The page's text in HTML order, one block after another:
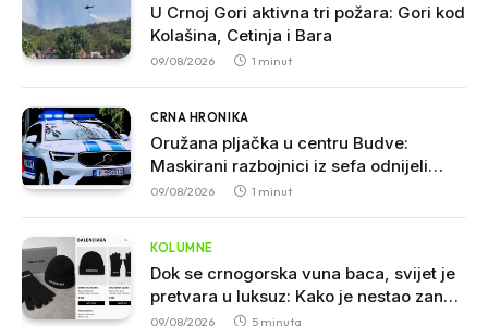
U Crnoj Gori aktivna tri požara: Gori kod
Kolašina, Cetinja i Bara
09/08/2026 1 minut
CRNA HRONIKA
Oružana pljačka u centru Budve:
Maskirani razbojnici iz sefa odnijeli
veliku sumu novca
09/08/2026 1 minut
KOLUMNE
Dok se crnogorska vuna baca, svijet je
pretvara u luksuz: Kako je nestao zanat
koji je nekada hranio sjever
09/08/2026 5 minuta